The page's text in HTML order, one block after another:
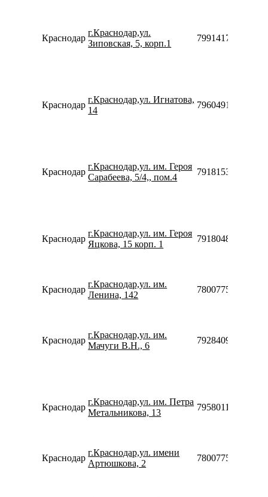
Краснодар
г.Краснодар,ул.
Зиповская, 5, корп.1
79914170645
Краснодар
г.Краснодар,ул. Игнатова,
14
79604914910
Краснодар
г.Краснодар,ул. им. Героя
Сарабеева, 5/4,, пом.4
79181532474
Краснодар
г.Краснодар,ул. им. Героя
Яцкова, 15 корп. 1
79180481708
Краснодар
г.Краснодар,ул. им.
Ленина, 142
78007753553
Краснодар
г.Краснодар,ул. им.
Мачуги В.Н., 6
79284095659
Краснодар
г.Краснодар,ул. им. Петра
Метальникова, 13
79580119303
Краснодар
г.Краснодар,ул. имени
Артюшкова, 2
78007753553